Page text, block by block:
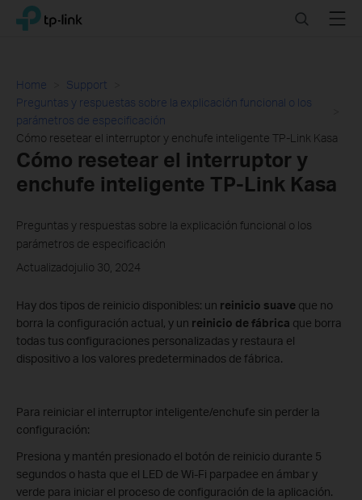
Click
navigation
TP-Link, Reliably Smart SearchMenu
Home
Support
Preguntas y respuestas sobre la explicación funcional o los
parámetros de especificación
Cómo resetear el interruptor y enchufe inteligente TP-Link Kasa
Cómo resetear el interruptor y
enchufe inteligente TP-Link Kasa
Preguntas y respuestas sobre la explicación funcional o los
parámetros de especificación
Actualizadojulio 30, 2024
Hay dos tipos de reinicio disponibles: un reinicio suave que no
borra la configuración actual, y un reinicio de fábrica que borra
todas tus configuraciones personalizadas y restaura el
dispositivo a los valores predeterminados de fábrica.
Para reiniciar el interruptor inteligente/enchufe sin perder la
configuración:
Presiona y mantén presionado el botón de reinicio durante 5
segundos o hasta que el LED de Wi-Fi parpadee en ámbar y
verde para iniciar el proceso de configuración de la aplicación.